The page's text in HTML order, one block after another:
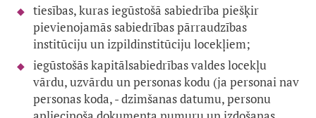
tiesības, kuras iegūstošā sabiedrība piešķir
pievienojamās sabiedrības pārraudzības
institūciju un izpildinstitūciju locekļiem;
iegūstošās kapitālsabiedrības valdes locekļu
vārdu, uzvārdu un personas kodu (ja personai nav
personas koda, - dzimšanas datumu, personu